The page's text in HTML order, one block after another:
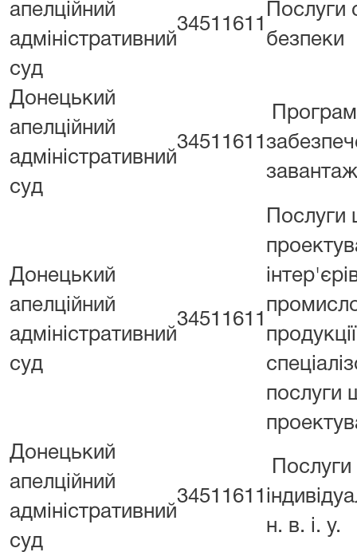
апелційний
адміністративний
суд
34511611
Послуги
безпеки
Донецький
апелційний
адміністративний
суд
34511611
Донецький
апелційний
адміністративний
суд
34511611
послуги
Донецький
апелційний
адміністративний
суд
34511611
Послуги
н. в. і. у.